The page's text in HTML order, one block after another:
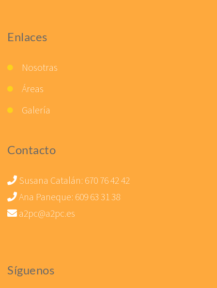
Enlaces
Nosotras
Áreas
Galería
Contacto
Susana Catalán: 670 76 42 42
Ana Paneque: 609 63 31 38
a2pc@a2pc.es
Síguenos